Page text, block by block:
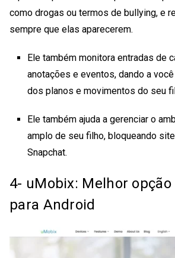
como drogas ou termos de bullying, e
sempre que elas aparecerem.
Ele também monitora entradas de
anotações e eventos, dando a
dos planos e movimentos do seu
Ele também ajuda a gerenciar o
amplo de seu filho, bloqueando
Snapchat.
4- uMobix: Melhor opção
para Android